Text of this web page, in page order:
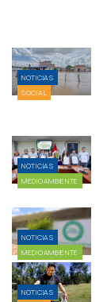
NOTICIAS
SOCIAL
NOTICIAS
MEDIOAMBIENTE
NOTICIAS
MEDIOAMBIENTE
NOTICIAS